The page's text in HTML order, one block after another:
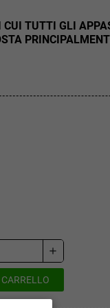
TUTTI GLI
add